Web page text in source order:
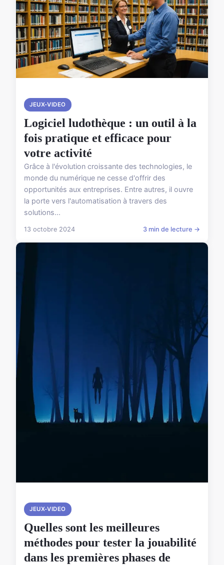
JEUX-VIDEO
Logiciel ludothèque : un outil à la
fois pratique et efficace pour
votre activité
Grâce à l'évolution croissante des technologies, le
monde du numérique ne cesse d'offrir des
opportunités aux entreprises. Entre autres, il ouvre
la porte vers l'automatisation à travers des
solutions...
13 octobre 2024 3 min de lecture →
JEUX-VIDEO
Quelles sont les meilleures
méthodes pour tester la jouabilité
dans les premières phases de